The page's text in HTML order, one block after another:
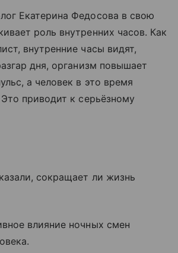
Екатерина Федосова в свою
роль внутренних часов. Как
внутренние часы видят,
дня, организм повышает
а человек в это время
приводит к серьёзному
сокращает ли жизнь
влияние ночных смен